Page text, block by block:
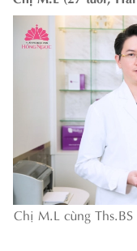
Chị M.L cùng